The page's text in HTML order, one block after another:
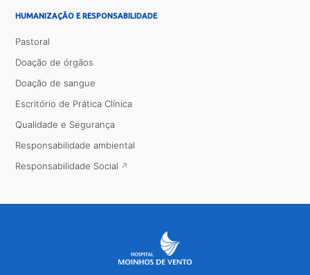
HUMANIZAÇÃO E RESPONSABILIDADE
Pastoral
Doação de órgãos
Doação de sangue
Escritório de Prática Clínica
Qualidade e Segurança
Responsabilidade ambiental
Responsabilidade Social